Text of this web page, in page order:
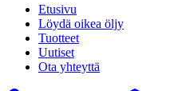
Etusivu
Löydä oikea öljy
Tuotteet
Uutiset
Ota yhteyttä